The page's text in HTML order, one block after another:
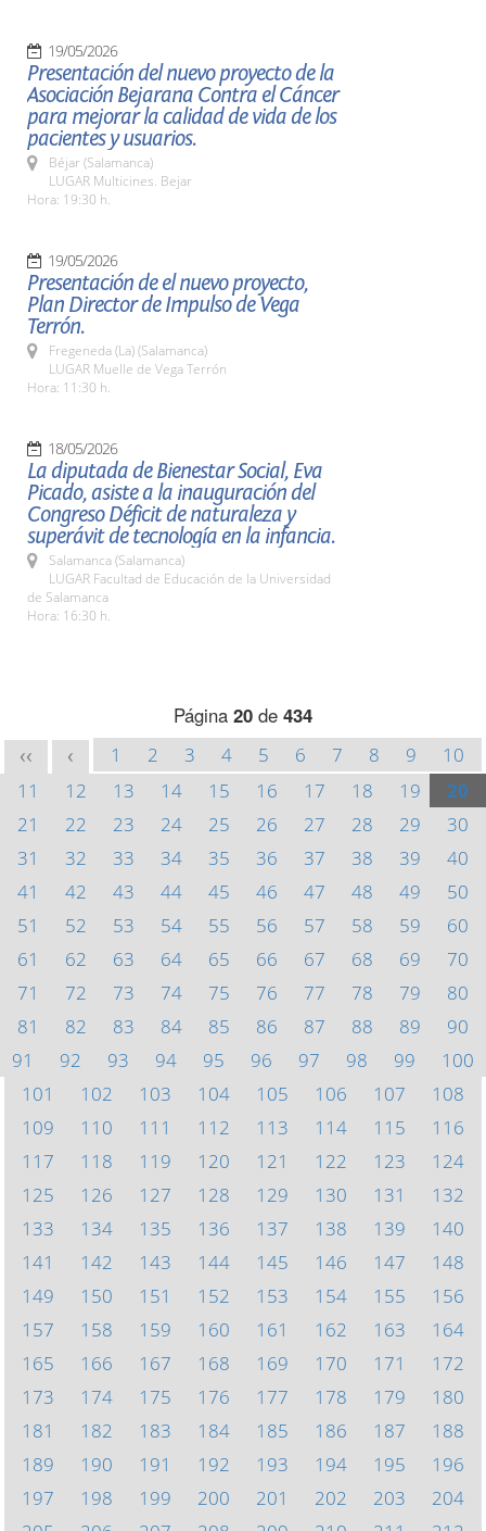
19/05/2026
Presentación del nuevo proyecto de la
Asociación Bejarana Contra el Cáncer
para mejorar la calidad de vida de los
pacientes y usuarios.
Béjar (Salamanca)
LUGAR Multicines. Bejar
Hora: 19:30 h.
19/05/2026
Presentación de el nuevo proyecto,
Plan Director de Impulso de Vega
Terrón.
Fregeneda (La) (Salamanca)
LUGAR Muelle de Vega Terrón
Hora: 11:30 h.
18/05/2026
La diputada de Bienestar Social, Eva
Picado, asiste a la inauguración del
Congreso Déficit de naturaleza y
superávit de tecnología en la infancia.
Salamanca (Salamanca)
LUGAR Facultad de Educación de la Universidad
de Salamanca
Hora: 16:30 h.
Página 20 de 434
<< < 1 2 3 4 5 6 7 8 9
10
11
12 13 14 15 16 17 18 19
20
21
22 23 24 25 26 27 28 29
30
31
32 33 34 35 36 37 38 39
40
41
42 43 44 45 46 47 48 49
50
51
52 53 54 55 56 57 58 59
60
61
62 63 64 65 66 67 68 69
70
71
72 73 74 75 76 77 78 79
80
81
82 83 84 85 86 87 88 89
90
91
92 93 94 95 96 97 98 99
100
101
102 103 104 105 106 107
108
109
110 111 112 113 114 115
116
117
118 119 120 121 122 123
124
125
126 127 128 129 130 131
132
133
134 135 136 137 138 139
140
141
142 143 144 145 146 147
148
149
150 151 152 153 154 155
156
157
158 159 160 161 162 163
164
165
166 167 168 169 170 171
172
173
174 175 176 177 178 179
180
181
182 183 184 185 186 187
188
189
190 191 192 193 194 195
196
197
198 199 200 201 202 203
204